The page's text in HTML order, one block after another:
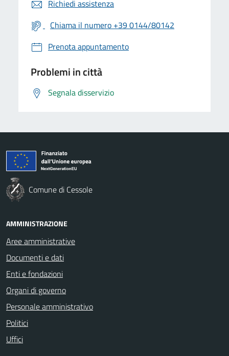
Richiedi assistenza
Chiama il numero +39 0144/80142
Prenota appuntamento
Problemi in città
Segnala disservizio
Comune di Cessole
AMMINISTRAZIONE
Aree amministrative
Documenti e dati
Enti e fondazioni
Organi di governo
Personale amministrativo
Politici
Uffici